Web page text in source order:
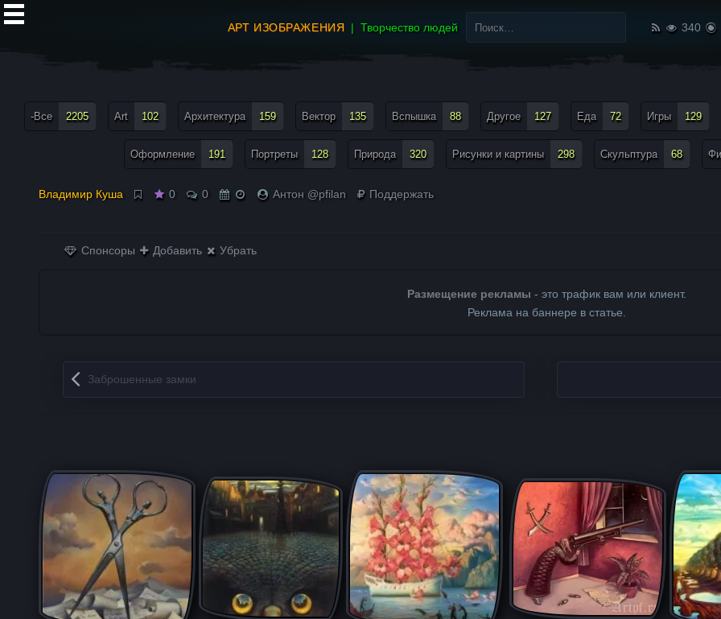
АРТ ИЗОБРАЖЕНИЯ Творчество людей
Найти:
340
-Все 2205 Art 102 Архитектура 159 Вектор 135 Вспышка 88 Другое 127 Еда 72 Игры 129
Оформление 191 Портреты 128 Природа 320 Рисунки и картины 298 Скульптура 68
Владимир Куша 0 0 Антон @pfilan Поддержать
Спонсоры Добавить Убрать
Размещение рекламы - это трафик вам или клиент.
Реклама на баннере в статье.
Запись навигация
Заброшенные замки